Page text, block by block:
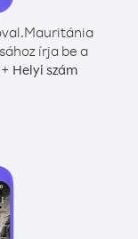
Mauritánia
írja be a
+ Helyi szám